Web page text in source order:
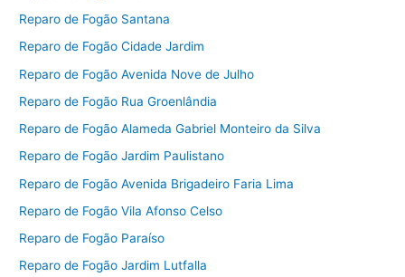
Reparo de Fogão Santana
Reparo de Fogão Cidade Jardim
Reparo de Fogão Avenida Nove de Julho
Reparo de Fogão Rua Groenlândia
Reparo de Fogão Alameda Gabriel Monteiro da Silva
Reparo de Fogão Jardim Paulistano
Reparo de Fogão Avenida Brigadeiro Faria Lima
Reparo de Fogão Vila Afonso Celso
Reparo de Fogão Paraíso
Reparo de Fogão Jardim Lutfalla